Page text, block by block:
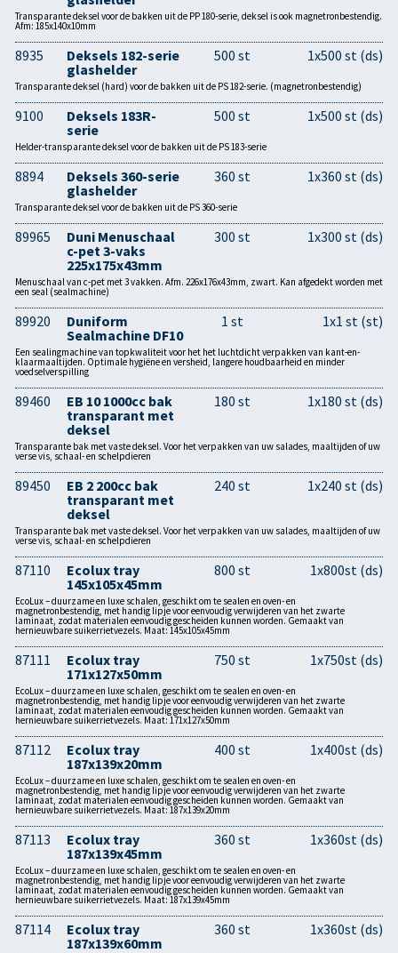
Transparante deksel voor de bakken uit de PP 180-serie, deksel is ook magnetronbestendig.
Afm: 185x140x10mm
8935
Deksels 182-serie
glashelder
500 st 1x500 st (ds)
Transparante deksel (hard) voor de bakken uit de PS 182-serie. (magnetronbestendig)
9100
Deksels 183R-
serie
500 st 1x500 st (ds)
Helder-transparante deksel voor de bakken uit de PS 183-serie
8894
Deksels 360-serie
glashelder
360 st 1x360 st (ds)
Transparante deksel voor de bakken uit de PS 360-serie
89965
Duni Menuschaal
c-pet 3-vaks
225x175x43mm
300 st 1x300 st (ds)
Menuschaal van c-pet met 3 vakken. Afm. 226x176x43mm, zwart. Kan afgedekt worden met
een seal (sealmachine)
89920
Duniform
Sealmachine DF10
1 st 1x1 st (st)
Een sealingmachine van topkwaliteit voor het het luchtdicht verpakken van kant-en-
klaarmaaltijden. Optimale hygiëne en versheid, langere houdbaarheid en minder
voedselverspilling
89460
EB 10 1000cc bak
transparant met
deksel
180 st 1x180 st (ds)
Transparante bak met vaste deksel. Voor het verpakken van uw salades, maaltijden of uw
verse vis, schaal- en schelpdieren
89450
EB 2 200cc bak
transparant met
deksel
240 st 1x240 st (ds)
Transparante bak met vaste deksel. Voor het verpakken van uw salades, maaltijden of uw
verse vis, schaal- en schelpdieren
87110
Ecolux tray
145x105x45mm
800 st 1x800st (ds)
EcoLux – duurzame en luxe schalen, geschikt om te sealen en oven- en
magnetronbestendig, met handig lipje voor eenvoudig verwijderen van het zwarte
laminaat, zodat materialen eenvoudig gescheiden kunnen worden. Gemaakt van
hernieuwbare suikerrietvezels. Maat: 145x105x45mm
87111
Ecolux tray
171x127x50mm
750 st 1x750st (ds)
EcoLux – duurzame en luxe schalen, geschikt om te sealen en oven- en
magnetronbestendig, met handig lipje voor eenvoudig verwijderen van het zwarte
laminaat, zodat materialen eenvoudig gescheiden kunnen worden. Gemaakt van
hernieuwbare suikerrietvezels. Maat: 171x127x50mm
87112
Ecolux tray
187x139x20mm
400 st 1x400st (ds)
EcoLux – duurzame en luxe schalen, geschikt om te sealen en oven- en
magnetronbestendig, met handig lipje voor eenvoudig verwijderen van het zwarte
laminaat, zodat materialen eenvoudig gescheiden kunnen worden. Gemaakt van
hernieuwbare suikerrietvezels. Maat: 187x139x20mm
87113
Ecolux tray
187x139x45mm
360 st 1x360st (ds)
EcoLux – duurzame en luxe schalen, geschikt om te sealen en oven- en
magnetronbestendig, met handig lipje voor eenvoudig verwijderen van het zwarte
laminaat, zodat materialen eenvoudig gescheiden kunnen worden. Gemaakt van
hernieuwbare suikerrietvezels. Maat: 187x139x45mm
87114
Ecolux tray
187x139x60mm
360 st 1x360st (ds)